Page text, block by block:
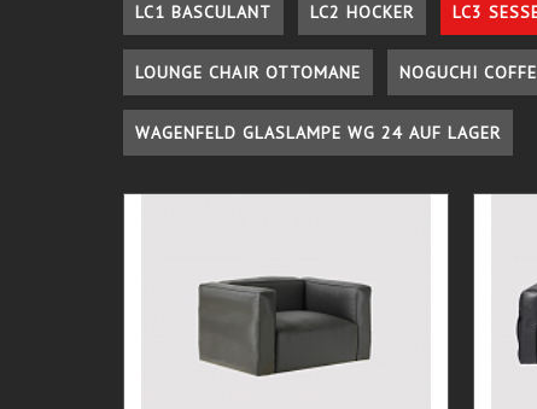
LC1 BASCULANT LC2 HOCKER LC3
LOUNGE CHAIR OTTOMANE NOGUCHI
WAGENFELD GLASLAMPE WG 24 AUF LAGER